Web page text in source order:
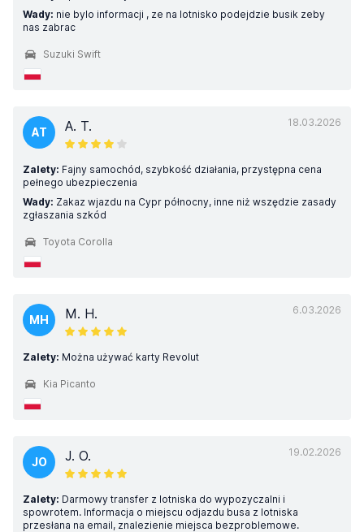
Wady: nie bylo informacji , ze na lotnisko podejdzie busik zeby
nas zabrac
Suzuki Swift
18.03.2026
AT A. T.
Zalety: Fajny samochód, szybkość działania, przystępna cena
pełnego ubezpieczenia
Wady: Zakaz wjazdu na Cypr północny, inne niż wszędzie zasady
zgłaszania szkód
Toyota Corolla
6.03.2026
MH M. H.
Zalety: Można używać karty Revolut
Kia Picanto
19.02.2026
JO J. O.
Zalety: Darmowy transfer z lotniska do wypozyczalni i
spowrotem. Informacja o miejscu odjazdu busa z lotniska
przesłana na email, znalezienie miejsca bezproblemowe.